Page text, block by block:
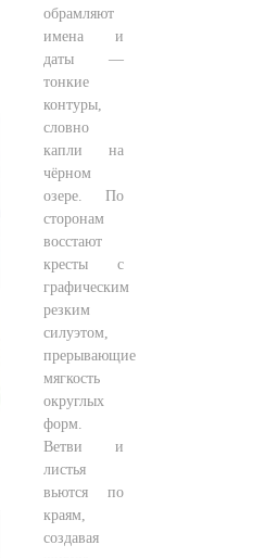
обрамляют
имена и
даты —
тонкие
контуры,
словно
капли на
чёрном
озере. По
сторонам
восстают
кресты с
графическим
резким
силуэтом,
прерывающие
мягкость
округлых
форм.
Ветви и
листья
вьются по
краям,
создавая